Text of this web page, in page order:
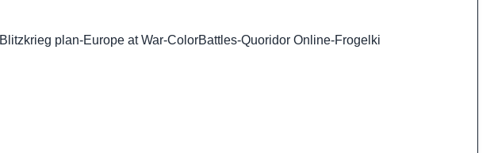
Blitzkrieg plan-Europe at War-ColorBattles-Quoridor Online-Frogelki